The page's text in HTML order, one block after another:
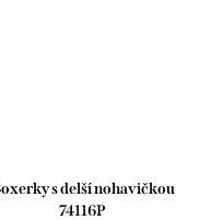
s delší nohavičkou
74116P